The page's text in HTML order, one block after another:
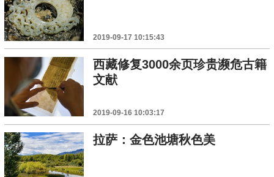
2019-09-17 10:15:43
西藏修复3000余页珍贵濒危古籍
文献
2019-09-16 10:03:17
拉萨：金色池塘秋色美